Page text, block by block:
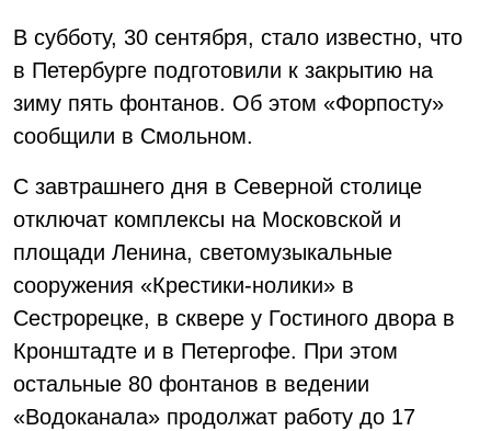
В субботу, 30 сентября, стало известно, что
в Петербурге подготовили к закрытию на
зиму пять фонтанов. Об этом «Форпосту»
сообщили в Смольном.
С завтрашнего дня в Северной столице
отключат комплексы на Московской и
площади Ленина, светомузыкальные
сооружения «Крестики-нолики» в
Сестрорецке, в сквере у Гостиного двора в
Кронштадте и в Петергофе. При этом
остальные 80 фонтанов в ведении
«Водоканала» продолжат работу до 17